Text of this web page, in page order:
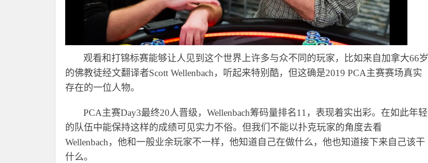
观看和打锦标赛能够让人见到这个世界上许多与众不同的玩家，比如来自加拿大66岁
的佛教徒经文翻译者Scott Wellenbach，听起来特别酷，但这确是2019 PCA主赛赛场真实
存在的一位人物。
PCA主赛Day3最终20人晋级，Wellenbach筹码量排名11，表现着实出彩。在如此年轻
的队伍中能保持这样的成绩可见实力不俗。但我们不能以扑克玩家的角度去看
Wellenbach，他和一般业余玩家不一样，他知道自己在做什么，他也知道接下来自己该干
什么。